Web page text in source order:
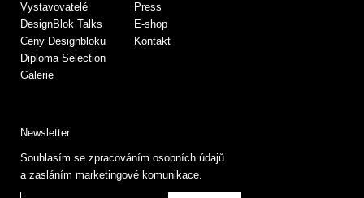
Vystavovatelé
DesignBlok Talks
Ceny Designbloku
Diploma Selection
Galerie
Press
E-shop
Kontakt
Newsletter
Souhlasím se zpracováním osobních údajů
a zasláním marketingové komunikace.